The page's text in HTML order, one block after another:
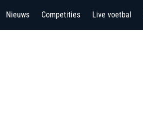
Nieuws Competities Live voetbal